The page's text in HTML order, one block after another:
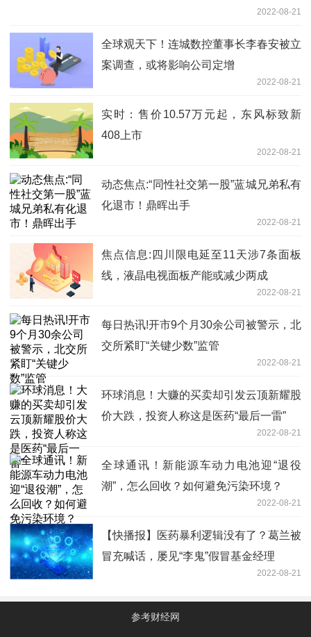
2022-08-21
全球观天下！连城数控董事长李春安被立
案调查，或将影响公司定增
2022-08-21
实时：售价10.57万元起，东风标致新
408上市
2022-08-21
动态焦点:“同性社交第一股”蓝城兄弟私有
化退市！鼎晖出手
2022-08-21
焦点信息:四川限电延至11天涉7条面板
线，液晶电视面板产能或减少两成
2022-08-21
每日热讯!开市9个月30余公司被警示，北
交所紧盯“关键少数”监管
2022-08-21
环球消息！大赚的买卖却引发云顶新耀股
价大跌，投资人称这是医药“最后一雷”
2022-08-21
全球通讯！新能源车动力电池迎“退役
潮”，怎么回收？如何避免污染环境？
2022-08-21
【快播报】医药暴利逻辑没有了？葛兰被
冒充喊话，屡见“李鬼”假冒基金经理
2022-08-21
参考财经网